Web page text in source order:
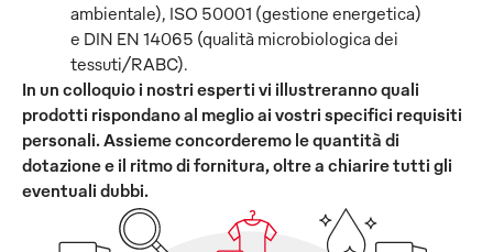
ambientale), ISO 50001 (gestione energetica)
e DIN EN 14065 (qualità microbiologica dei
tessuti/RABC).
In un colloquio i nostri esperti vi illustreranno quali
prodotti rispondano al meglio ai vostri specifici requisiti
personali. Assieme concorderemo le quantità di
dotazione e il ritmo di fornitura, oltre a chiarire tutti gli
eventuali dubbi.